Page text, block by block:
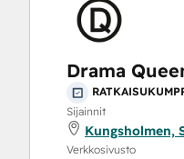
Drama
Sijainnit
Kungsholmen,
Verkkosivusto